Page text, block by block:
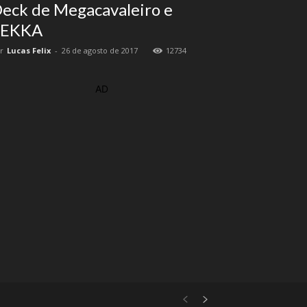
de Megacavaleiro e
Lucas Felix - 26 de agosto de 2017 12734
AD